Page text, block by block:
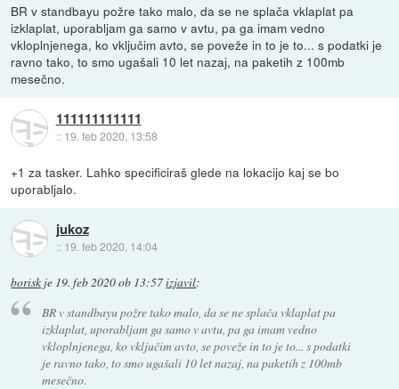
BR v standbayu požre tako malo, da se ne splača vklaplat pa
izklaplat, uporabljam ga samo v avtu, pa ga imam vedno
vkloplnjenega, ko vključim avto, se poveže in to je to... s podatki je
ravno tako, to smo ugašali 10 let nazaj, na paketih z 100mb
mesečno.
111111111111
:: 19. feb 2020, 13:58
+1 za tasker. Lahko specificiraš glede na lokacijo kaj se bo
uporabljalo.
jukoz
:: 19. feb 2020, 14:04
borisk je 19. feb 2020 ob 13:57izjavil:
BR v standbayu požre tako malo, da se ne splača vklaplat pa
izklaplat, uporabljam ga samo v avtu, pa ga imam vedno
vkloplnjenega, ko vključim avto, se poveže in to je to... s podatki
je ravno tako, to smo ugašali 10 let nazaj, na paketih z 100mb
mesečno.